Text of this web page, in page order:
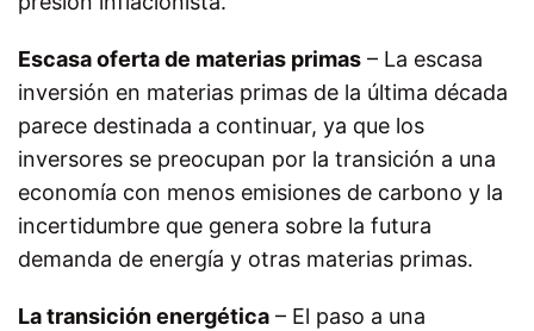
Escasa oferta de materias primas – La escasa
inversión en materias primas de la última década
parece destinada a continuar, ya que los
inversores se preocupan por la transición a una
economía con menos emisiones de carbono y la
incertidumbre que genera sobre la futura
demanda de energía y otras materias primas.
La transición energética – El paso a una